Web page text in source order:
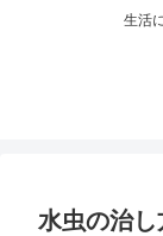
生活
水虫の治